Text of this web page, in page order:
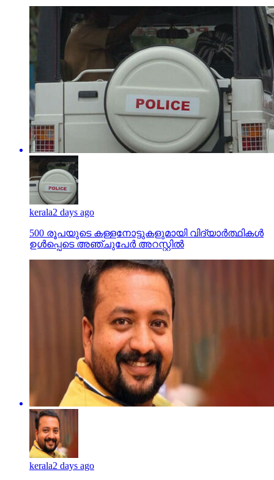
kerala2 days ago
500 രൂപയുടെ കള്ളനോട്ടുകളുമായി വിദ്യാര്‍ത്ഥികള്‍
ഉള്‍പ്പെടെ അഞ്ചുപേര്‍ അറസ്റ്റില്‍
kerala2 days ago